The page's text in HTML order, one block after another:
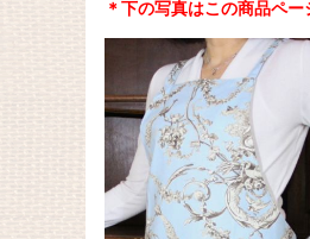
＊下の写真はこの商品ペ